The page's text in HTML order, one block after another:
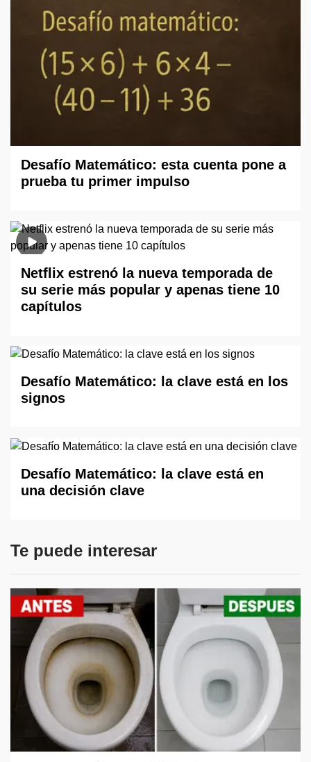
Desafío Matemático: esta cuenta pone a
prueba tu primer impulso
Netflix estrenó la nueva temporada de
su serie más popular y apenas tiene 10
capítulos
Desafío Matemático: la clave está en los
signos
Desafío Matemático: la clave está en
una decisión clave
Te puede interesar